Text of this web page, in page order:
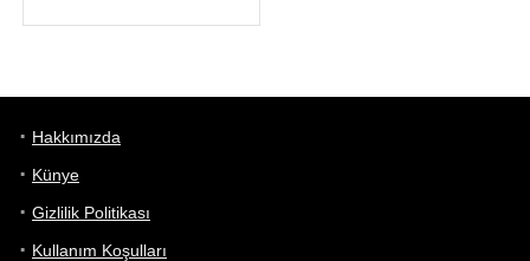
Hakkımızda
Künye
Gizlilik Politikası
Kullanım Koşulları